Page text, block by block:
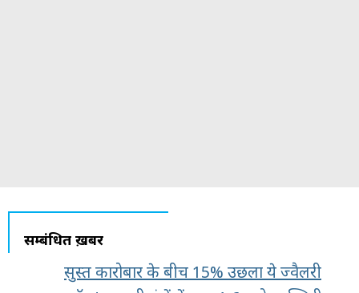
सम्बंधित ख़बरें
सुस्त कारोबार के बीच 15% उछला ये ज्वैलरी